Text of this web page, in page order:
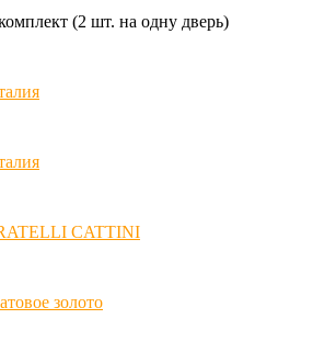
(2 шт. на одну дверь)
CATTINI
золото